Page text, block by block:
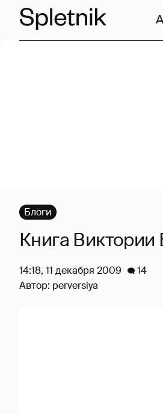
Блоги
Книга Виктории
14:18, 11 декабря 2009
14
Автор: perversiya